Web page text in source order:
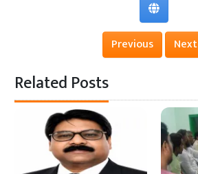
Previous Next
Related Posts